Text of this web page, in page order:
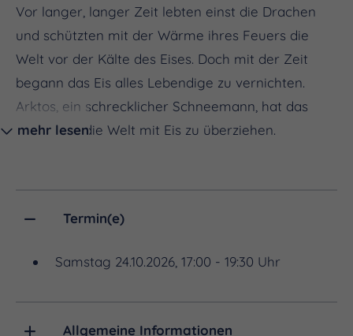
Vor langer, langer Zeit lebten einst die Drachen
und schützten mit der Wärme ihres Feuers die
Welt vor der Kälte des Eises. Doch mit der Zeit
begann das Eis alles Lebendige zu vernichten.
Arktos, ein schrecklicher Schneemann, hat das
Bestreben die Welt mit Eis zu überziehen.
Aufgabe die Welt zu schützen vorzubereiten. Doch
Arktos ein Ende setzen.
mehr lesen
Termin(e)
Samstag 24.10.2026, 17:00 - 19:30 Uhr
Allgemeine Informationen